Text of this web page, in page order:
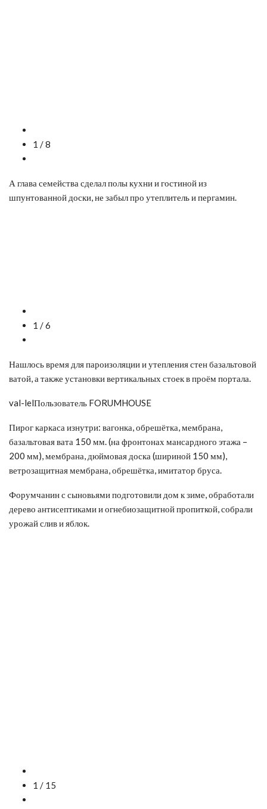
1 / 8
А глава семейства сделал полы кухни и гостиной из
шпунтованной доски, не забыл про утеплитель и пергамин.
1 / 6
Нашлось время для пароизоляции и утепления стен базальтовой
ватой, а также установки вертикальных стоек в проём портала.
val-lelПользователь FORUMHOUSE
Пирог каркаса изнутри: вагонка, обрешётка, мембрана,
базальтовая вата 150 мм. (на фронтонах мансардного этажа –
200 мм), мембрана, дюймовая доска (шириной 150 мм),
ветрозащитная мембрана, обрешётка, имитатор бруса.
Форумчанин с сыновьями подготовили дом к зиме, обработали
дерево антисептиками и огнебиозащитной пропиткой, собрали
урожай слив и яблок.
1 / 15